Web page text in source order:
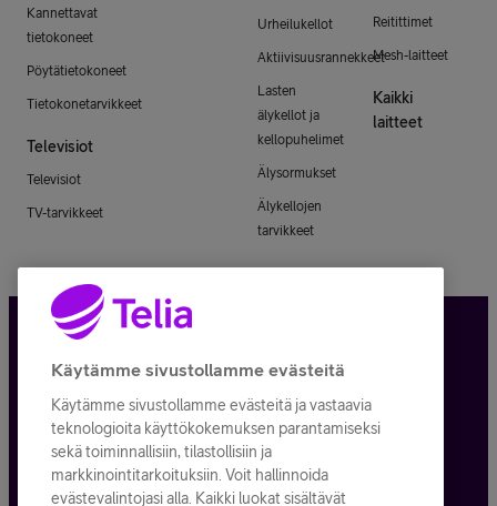
Kannettavat
tietokoneet
Pöytätietokoneet
Tietokonetarvikkeet
Televisiot
Televisiot
TV-tarvikkeet
Urheilukellot
Aktiivisuusrannekkeet
Lasten
älykellot ja
kellopuhelimet
Älysormukset
Älykellojen
tarvikkeet
Reitittimet
Mesh-laitteet
Kaikki
laitteet
Tietosuoja ja -turva
Tilauksen peruuttaminen
Käyttöehdot
Käytämme sivustollamme evästeitä
Käytämme sivustollamme evästeitä ja vastaavia
teknologioita käyttökokemuksen parantamiseksi
sekä toiminnallisiin, tilastollisiin ja
markkinointitarkoituksiin. Voit hallinnoida
evästevalintojasi alla. Kaikki luokat sisältävät